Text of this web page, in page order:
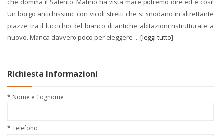
Un borgo antichissimo con vicoli stretti che si snodano in altrettante
piazze tra il luccichio del bianco di antiche abitazioni ristrutturate a
nuovo. Manca davvero poco per eleggere ... [leggi tutto]
Richiesta Informazioni
* Nome e Cognome
* Telefono